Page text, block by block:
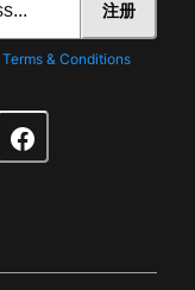
注册
Terms & Conditions